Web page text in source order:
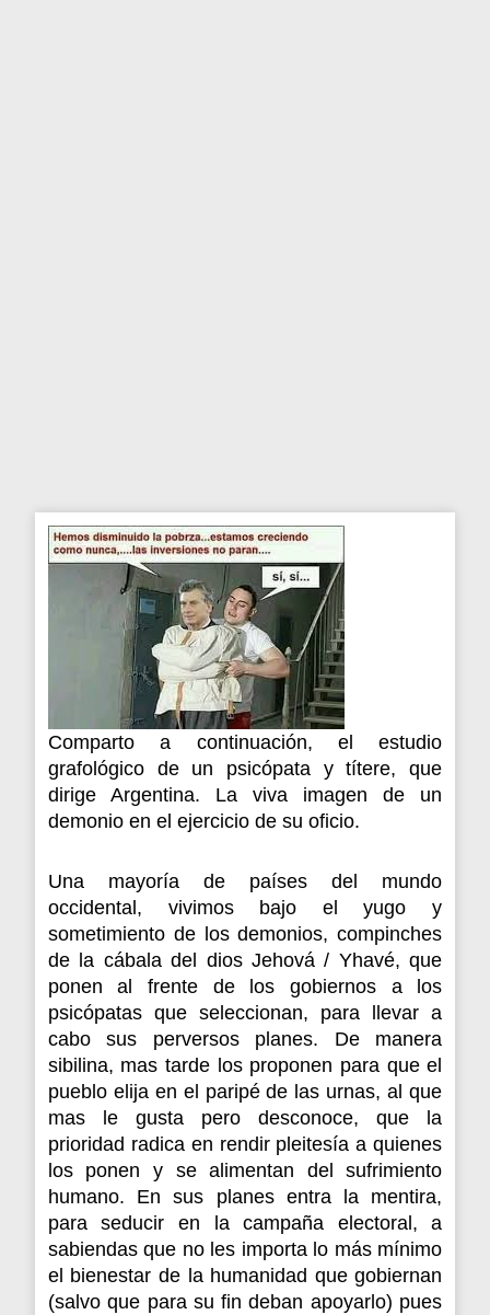
Comparto a continuación, el estudio
grafológico de un psicópata y títere, que
dirige Argentina. La viva imagen de un
demonio en el ejercicio de su oficio.
Una mayoría de países del mundo
occidental, vivimos bajo el yugo y
sometimiento de los demonios, compinches
de la cábala del dios Jehová / Yhavé, que
ponen al frente de los gobiernos a los
psicópatas que seleccionan, para llevar a
cabo sus perversos planes. De manera
sibilina, mas tarde los proponen para que el
pueblo elija en el paripé de las urnas, al que
mas le gusta pero desconoce, que la
prioridad radica en rendir pleitesía a quienes
los ponen y se alimentan del sufrimiento
humano. En sus planes entra la mentira,
para seducir en la campaña electoral, a
sabiendas que no les importa lo más mínimo
el bienestar de la humanidad que gobiernan
(salvo que para su fin deban apoyarlo) pues